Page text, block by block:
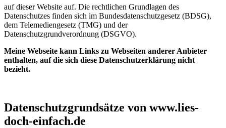
auf dieser Website auf. Die rechtlichen Grundlagen des
Datenschutzes finden sich im Bundesdatenschutzgesetz (BDSG),
dem Telemediengesetz (TMG) und der
Datenschutzgrundverordnung (DSGVO).
Meine Webseite kann Links zu Webseiten anderer Anbieter
enthalten, auf die sich diese Datenschutzerklärung nicht
bezieht.
Datenschutzgrundsätze von www.lies-
doch-einfach.de